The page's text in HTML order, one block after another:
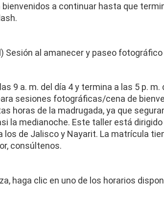
bienvenidos a continuar hasta que
Sesión al amanecer y paseo
9 a. m. del día 4 y termina a las 5 p.
sesiones fotográficas/cena de
horas de la madrugada, ya que
la medianoche. Este taller está
los de Jalisco y Nayarit. La matrícula
consúltenos.
haga clic en uno de los horarios